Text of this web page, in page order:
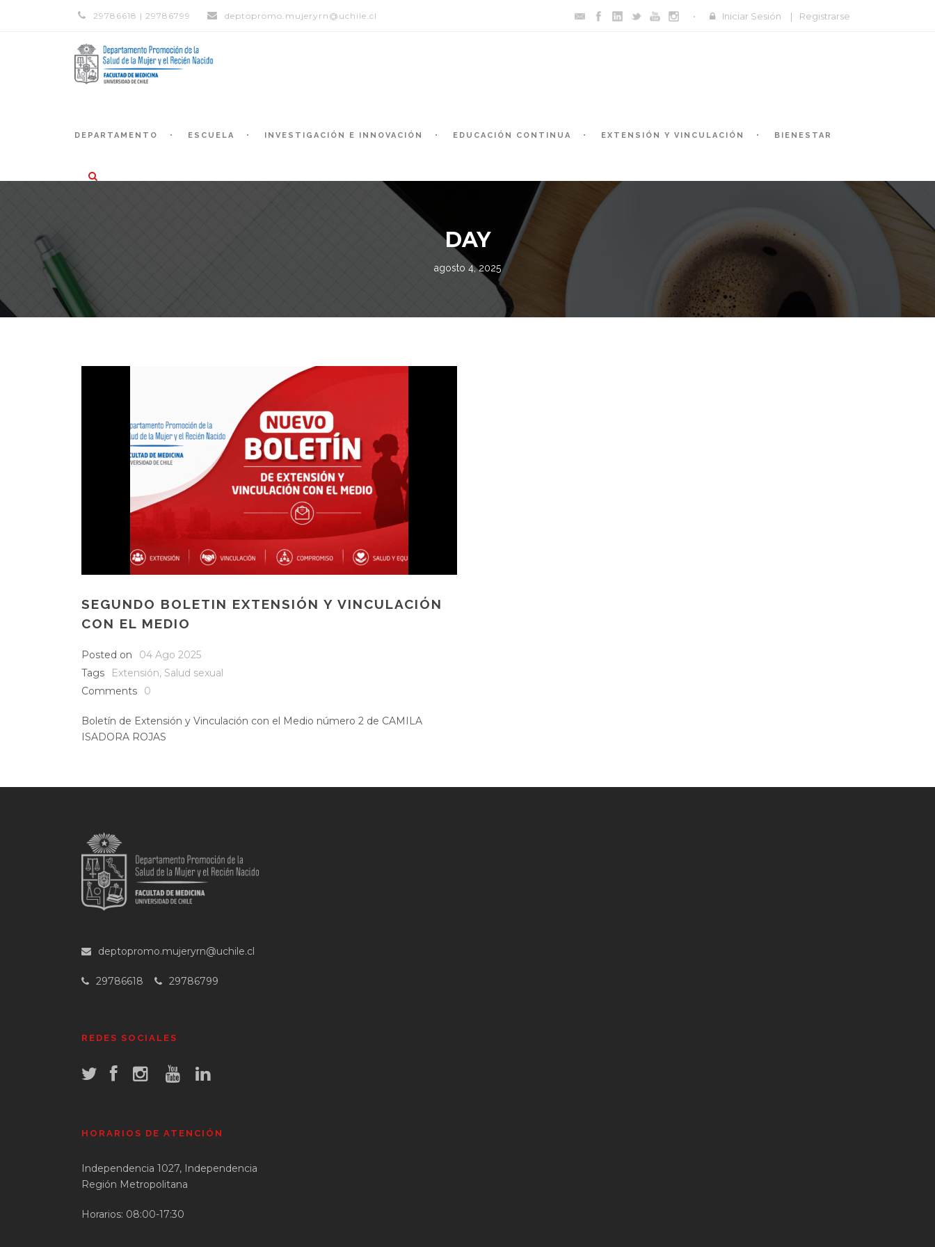
29786618 | 29786799 deptopromo.mujeryrn@uchile.cl Iniciar Sesión | Registrarse
DEPARTAMENTO ESCUELA INVESTIGACIÓN E INNOVACIÓN EDUCACIÓN CONTINUA EXTENSIÓN Y VINCULACIÓN BIENESTAR
DAY
agosto 4, 2025
SEGUNDO BOLETIN EXTENSIÓN Y VINCULACIÓN
CON EL MEDIO
Posted on
04 Ago 2025
Tags
Extensión, Salud sexual
Comments
0
Boletín de Extensión y Vinculación con el Medio número 2 de CAMILA
ISADORA ROJAS
deptopromo.mujeryrn@uchile.cl
29786618 29786799
REDES SOCIALES
HORARIOS DE ATENCIÓN
Independencia 1027, Independencia
Región Metropolitana
Horarios: 08:00-17:30